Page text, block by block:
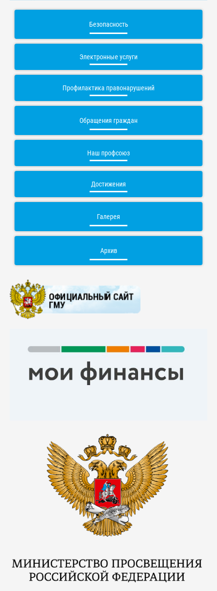
Безопасность
Электронные услуги
Профилактика правонарушений
Обращения граждан
Наш профсоюз
Достижения
Галерея
Архив